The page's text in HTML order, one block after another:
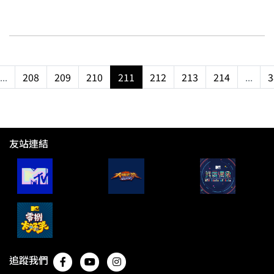
... 208 209 210 211 212 213 214 ...
友站連結
追蹤我們